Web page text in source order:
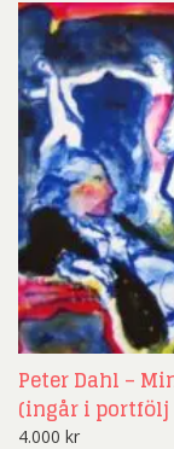
Peter Dahl –
(ingår i portfölj
4.000 kr